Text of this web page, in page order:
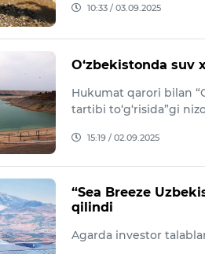
10:33 / 03.09.2025
O‘zbekistonda suv
Hukumat qarori bilan
tartibi to‘g‘risida”gi
15:19 / 02.09.2025
“Sea Breeze
qilindi
Agarda investor